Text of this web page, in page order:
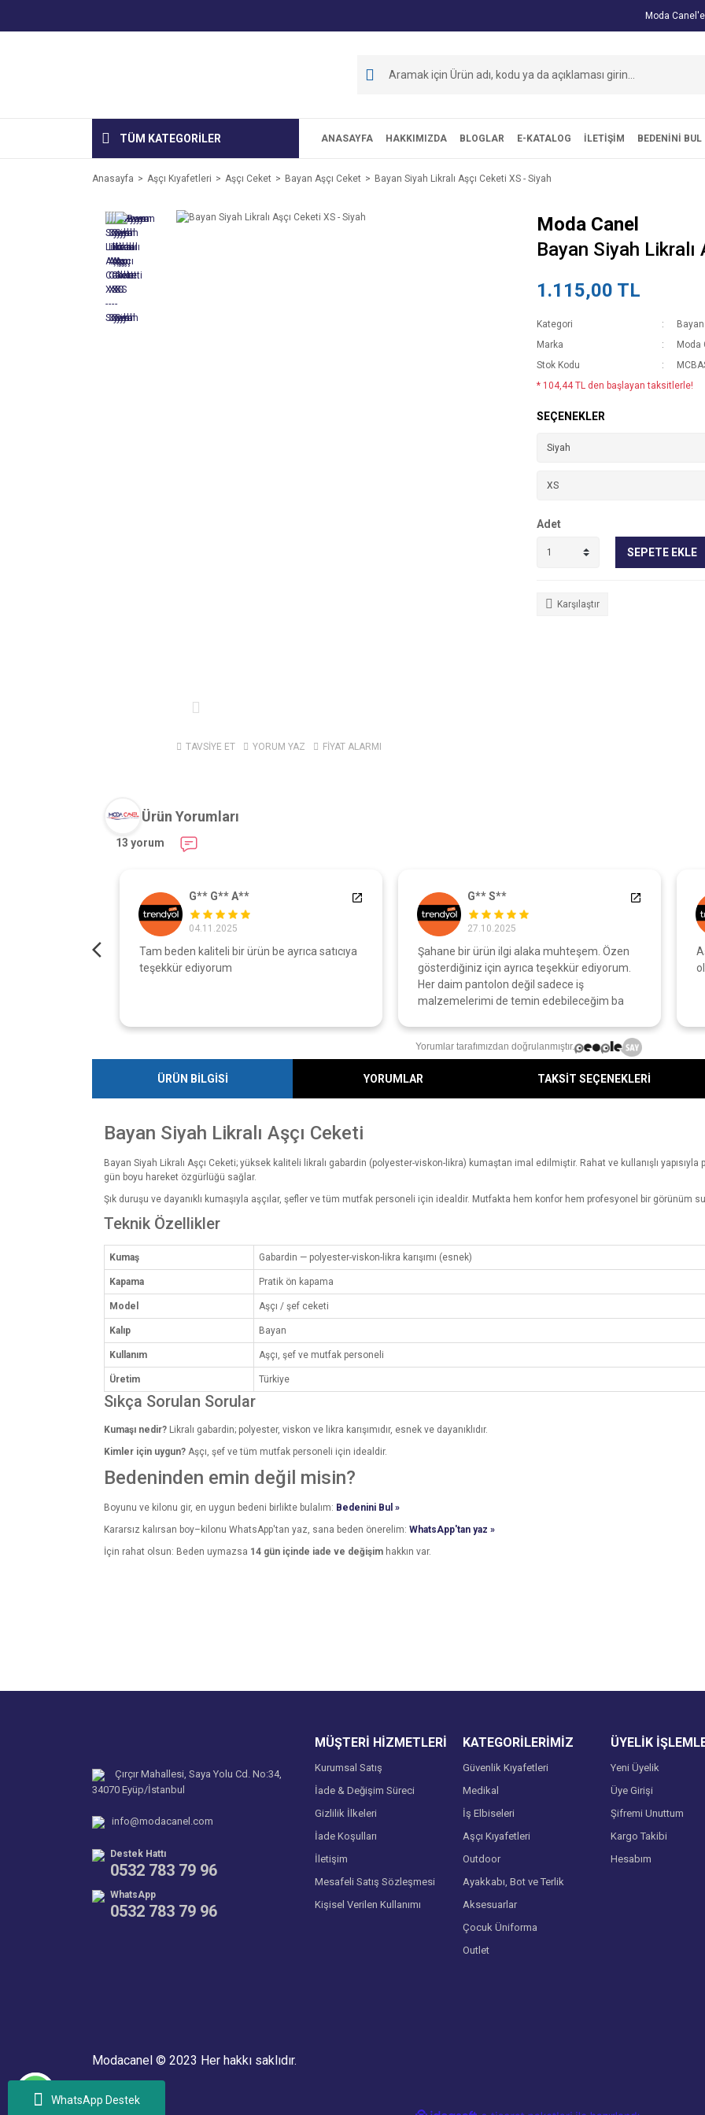
WhatsApp Destek
Moda
TÜM KATEGORİLER ANASAYFA HAKKIMIZDA BLOGLAR E-KATALOG İLETİŞİM BEDENİNİ BUL
Anasayfa Aşçı Kıyafetleri Aşçı Ceket Bayan Aşçı Ceket Bayan Siyah Likralı Aşçı Ceketi XS - Siyah
TAVSİYE ET YORUM YAZ FİYAT ALARMI
Moda Canel
Bayan Siyah Likralı
1.115,00 TL
Kategori
Marka
Moda
Stok Kodu
* 104,44 TL den başlayan taksitlerle!
SEÇENEKLER
Adet
SEPETE EKLE
Karşılaştır
Ürün Yorumları
13 yorum
G** G** A**
04.11.2025
Tam beden kaliteli bir ürün be ayrıca satıcıya
teşekkür ediyorum
G** S**
27.10.2025
Şahane bir ürün ilgi alaka muhteşem. Özen
gösterdiğiniz için ayrıca teşekkür ediyorum.
Her daim pantolon değil sadece iş
malzemelerimi de temin edebileceğim ba
Yorumlar tarafımızdan doğrulanmıştır.
ÜRÜN BİLGİSİ YORUMLAR TAKSİT SEÇENEKLERİ
Bayan Siyah Likralı Aşçı Ceketi
Bayan Siyah Likralı Aşçı Ceketi; yüksek kaliteli likralı gabardin (polyester-viskon-likra) kumaştan imal edilmiştir. Rahat ve kullanışlı yapısıyla
gün boyu hareket özgürlüğü sağlar.
Şık duruşu ve dayanıklı kumaşıyla aşçılar, şefler ve tüm mutfak personeli için idealdir. Mutfakta hem konfor hem profesyonel bir görünüm
Teknik Özellikler
Kumaş Gabardin — polyester-viskon-likra karışımı (esnek)
Kapama Pratik ön kapama
Model Aşçı / şef ceketi
Kalıp Bayan
Kullanım Aşçı, şef ve mutfak personeli
Üretim Türkiye
Sıkça Sorulan Sorular
Kumaşı nedir? Likralı gabardin; polyester, viskon ve likra karışımıdır, esnek ve dayanıklıdır.
Kimler için uygun? Aşçı, şef ve tüm mutfak personeli için idealdir.
Bedeninden emin değil misin?
Boyunu ve kilonu gir, en uygun bedeni birlikte bulalım: Bedenini Bul »
Kararsız kalırsan boy–kilonu WhatsApp'tan yaz, sana beden önerelim: WhatsApp'tan yaz »
İçin rahat olsun: Beden uymazsa 14 gün içinde iade ve değişim hakkın var.
Çırçır Mahallesi, Saya Yolu Cd. No:34,
34070 Eyüp/İstanbul
info@modacanel.com
Destek Hattı
0532 783 79 96
WhatsApp
0532 783 79 96
MÜŞTERİ HİZMETLERİ
Kurumsal Satış
İade & Değişim Süreci
Gizlilik İlkeleri
İade Koşulları
İletişim
Mesafeli Satış Sözleşmesi
Kişisel Verilen Kullanımı
KATEGORİLERİMİZ
Güvenlik Kıyafetleri
Medikal
İş Elbiseleri
Aşçı Kıyafetleri
Outdoor
Ayakkabı, Bot ve Terlik
Aksesuarlar
Çocuk Üniforma
Outlet
ÜYELİK
Yeni Üyelik
Üye Girişi
Şifremi Unuttum
Kargo Takibi
Hesabım
Modacanel © 2023 Her hakkı saklıdır.